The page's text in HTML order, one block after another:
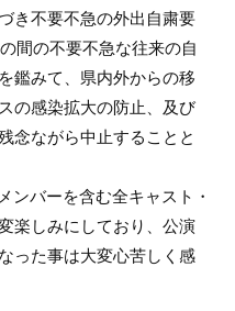
き不要不急の外出自粛要
間の不要不急な往来の自
鑑みて、県内外からの移
の感染拡大の防止、及び
念ながら中止することと
ンバーを含む全キャスト・
楽しみにしており、公演
った事は大変心苦しく感